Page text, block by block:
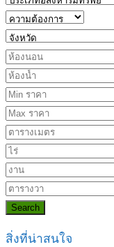
Search
สิ่งที่น่าสนใจ